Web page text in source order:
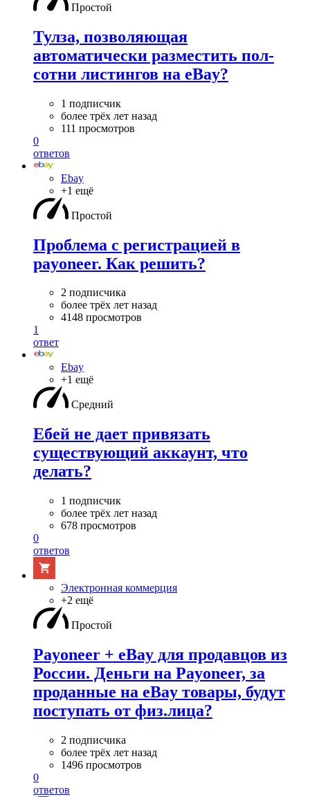
Простой
Тулза, позволяющая
автоматически разместить пол-
сотни листингов на eBay?
1 подписчик
более трёх лет назад
111 просмотров
0
ответов
Ebay
+1 ещё
Простой
Проблема с регистрацией в
payoneer. Как решить?
2 подписчика
более трёх лет назад
4148 просмотров
1
ответ
Ebay
+1 ещё
Средний
Ебей не дает привязать
существующий аккаунт, что
делать?
1 подписчик
более трёх лет назад
678 просмотров
0
ответов
Электронная коммерция
+2 ещё
Простой
Payoneer + eBay для продавцов из
России. Деньги на Payoneer, за
проданные на eBay товары, будут
поступать от физ.лица?
2 подписчика
более трёх лет назад
1496 просмотров
0
ответов